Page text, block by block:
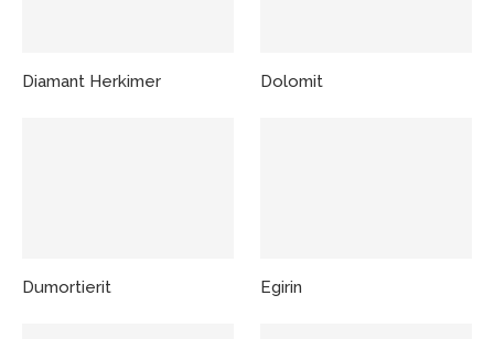
Diamant Herkimer Dolomit
Dumortierit Egirin